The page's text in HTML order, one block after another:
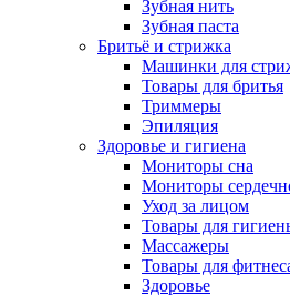
Зубная нить
Зубная паста
Бритьё и стрижка
Машинки для
Товары для бритья
Триммеры
Эпиляция
Здоровье и гигиена
Мониторы сна
Мониторы
Уход за лицом
Товары для
Массажеры
Товары для
Здоровье